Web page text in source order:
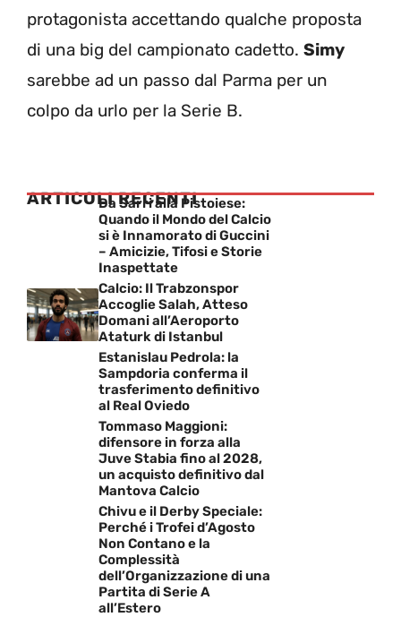
protagonista accettando qualche proposta
di una big del campionato cadetto. Simy
sarebbe ad un passo dal Parma per un
colpo da urlo per la Serie B.
ARTICOLI RECENTI
Da Sarri alla Pistoiese:
Quando il Mondo del Calcio
si è Innamorato di Guccini
– Amicizie, Tifosi e Storie
Inaspettate
Calcio: Il Trabzonspor
Accoglie Salah, Atteso
Domani all’Aeroporto
Ataturk di Istanbul
Estanislau Pedrola: la
Sampdoria conferma il
trasferimento definitivo
al Real Oviedo
Tommaso Maggioni:
difensore in forza alla
Juve Stabia fino al 2028,
un acquisto definitivo dal
Mantova Calcio
Chivu e il Derby Speciale:
Perché i Trofei d’Agosto
Non Contano e la
Complessità
dell’Organizzazione di una
Partita di Serie A
all’Estero